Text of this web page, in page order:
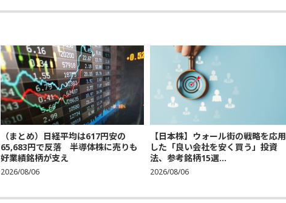
（まとめ）日経平均は617円安の
65,683円で反落 半導体株に売りも
好業績銘柄が支え
2026/08/06
【日本株】ウォール街の戦略を応用
した「良い会社を安く買う」投資
法、参考銘柄15選...
2026/08/06